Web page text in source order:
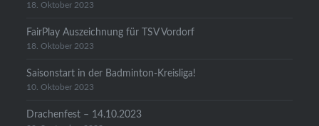
18. Oktober 2023
FairPlay Auszeichnung für TSV Vordorf
18. Oktober 2023
Saisonstart in der Badminton-Kreisliga!
10. Oktober 2023
Drachenfest – 14.10.2023